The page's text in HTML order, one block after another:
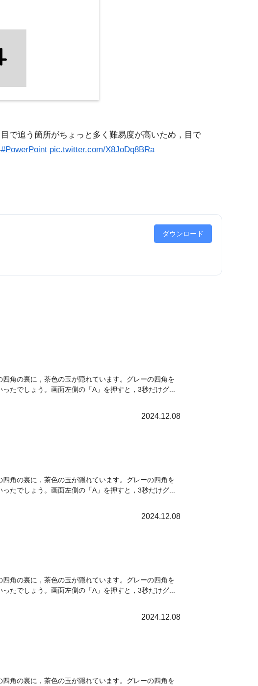
で追う箇所がちょっと多く難易度が高いため，目で
#PowerPoint pic.twitter.com/X8JoDq8BRa
ダウンロード
角の裏に，茶色の玉が隠れています。グレーの四角を
たでしょう。画面左側の「A」を押すと，3秒だけグ...
2024.12.08
角の裏に，茶色の玉が隠れています。グレーの四角を
たでしょう。画面左側の「A」を押すと，3秒だけグ...
2024.12.08
角の裏に，茶色の玉が隠れています。グレーの四角を
たでしょう。画面左側の「A」を押すと，3秒だけグ...
2024.12.08
角の裏に，茶色の玉が隠れています。グレーの四角を